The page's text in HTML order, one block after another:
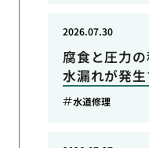
腐食と圧力
水漏れが発
2026.07.30
水道修理